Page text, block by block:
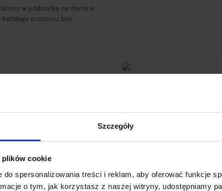
Szczegóły
plików cookie
spersonalizowania treści i reklam, aby oferować funkcje
o tym, jak korzystasz z naszej witryny, udostępniamy
w podziałkę zarówno w
przepisu bez
go do powierzchni,
i bezpieczny